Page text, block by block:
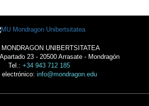
UNIBERTSITATEA
23 - 20500 Arrasate - Mondragón
Tel.: +34 943 712 185
electrónico: info@mondragon.edu